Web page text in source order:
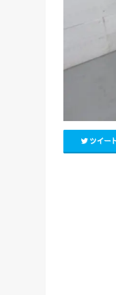
ツイー